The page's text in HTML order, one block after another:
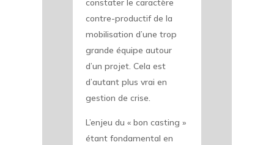
constater le caractère
contre-productif de la
mobilisation d’une trop
grande équipe autour
d’un projet. Cela est
d’autant plus vrai en
gestion de crise.
L’enjeu du « bon casting »
étant fondamental en